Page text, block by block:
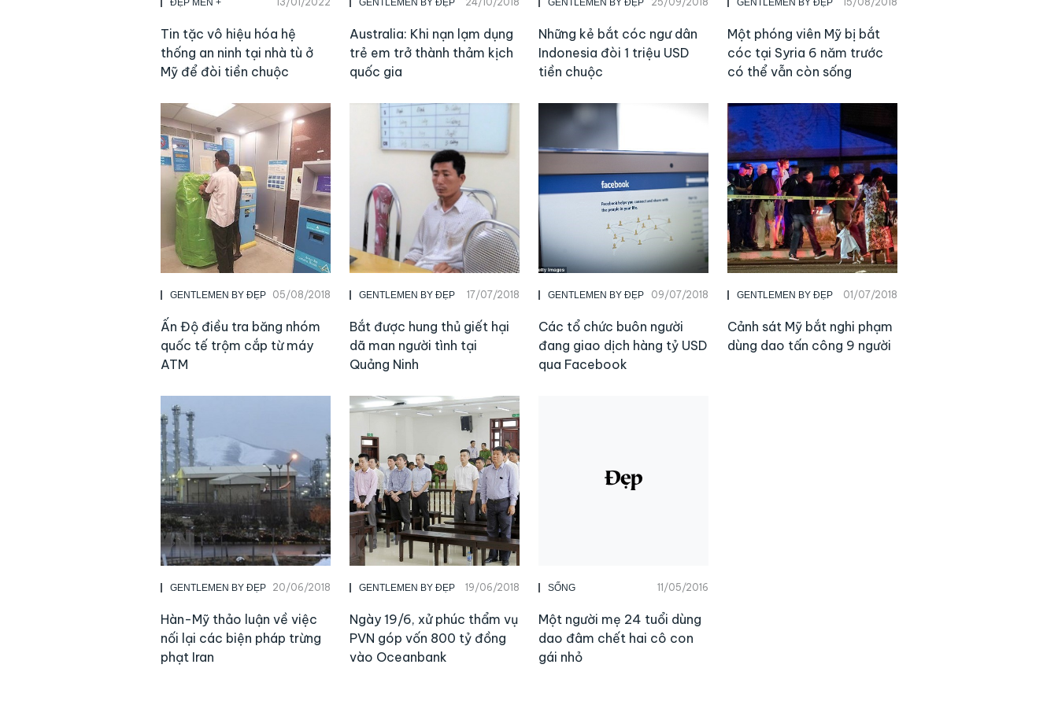
Tin tặc vô hiệu hóa hệ
thống an ninh tại nhà tù ở
Mỹ để đòi tiền chuộc
Australia: Khi nạn lạm dụng
trẻ em trở thành thảm kịch
quốc gia
Những kẻ bắt cóc ngư dân
Indonesia đòi 1 triệu USD
tiền chuộc
Một phóng viên Mỹ bị bắt
cóc tại Syria 6 năm trước
có thể vẫn còn sống
GENTLEMEN BY ĐẸP 05/08/2018
Ấn Độ điều tra băng nhóm
quốc tế trộm cắp từ máy
ATM
GENTLEMEN BY ĐẸP 17/07/2018
Bắt được hung thủ giết hại
dã man người tình tại
Quảng Ninh
GENTLEMEN BY ĐẸP 09/07/2018
Các tổ chức buôn người
đang giao dịch hàng tỷ USD
qua Facebook
GENTLEMEN BY ĐẸP 01/07/2018
Cảnh sát Mỹ bắt nghi phạm
dùng dao tấn công 9 người
GENTLEMEN BY ĐẸP 20/06/2018
Hàn-Mỹ thảo luận về việc
nối lại các biện pháp trừng
phạt Iran
GENTLEMEN BY ĐẸP 19/06/2018
Ngày 19/6, xử phúc thẩm vụ
PVN góp vốn 800 tỷ đồng
vào Oceanbank
SỐNG 11/05/2016
Một người mẹ 24 tuổi dùng
dao đâm chết hai cô con
gái nhỏ